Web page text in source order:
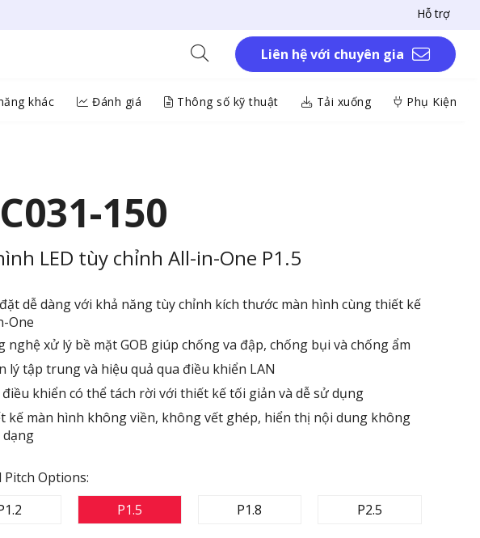
Hỗ trợ
Liên hệ với chuyên gia
khác Đánh giá Thông số kỹ thuật Tải xuống Phụ Kiện
150
LED tùy chỉnh All-in-One P1.5
dễ dàng với khả năng tùy chỉnh kích thước màn hình cùng thiết kế
One
nghệ xử lý bề mặt GOB giúp chống va đập, chống bụi và chống ẩm
lý tập trung và hiệu quả qua điều khiển LAN​
khiển có thể tách rời với thiết kế tối giản và dễ sử dụng
kế màn hình không viền, không vết ghép, hiển thị nội dung không
dạng
Pitch Options:
P1.5 P1.8 P2.5